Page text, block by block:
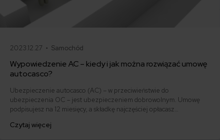
2023.12.27 • Samochód
Wypowiedzenie AC – kiedy i jak można rozwiązać umowę
autocasco?
Ubezpieczenie autocasco (AC) – w przeciwieństwie do
ubezpieczenia OC – jest ubezpieczeniem dobrowolnym. Umowę
podpisujesz na 12 miesięcy, a składkę najczęściej opłacasz
ofertę lub zdecydowałeś się sprzedać samochód w trakcie trwania
Czytaj więcej